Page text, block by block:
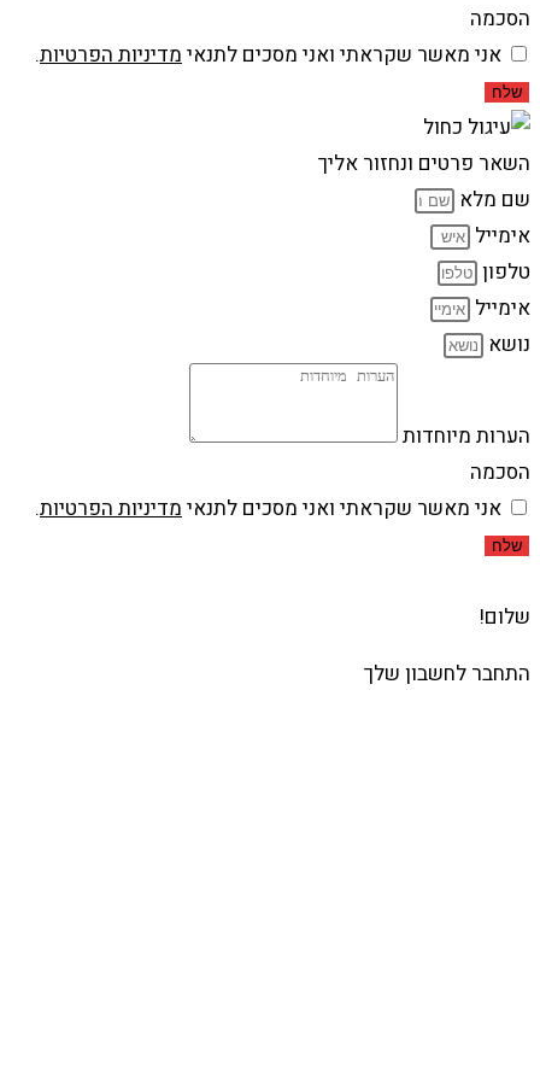
הסכמה
אני מאשר שקראתי ואני מסכים לתנאימדיניות הפרטיות.
שלח
השאר פרטים ונחזור אליך
שם מלא
אימייל
טלפון
אימייל
נושא
הערות מיוחדות
הסכמה
אני מאשר שקראתי ואני מסכים לתנאימדיניות הפרטיות.
שלח
שלום!
התחבר לחשבון שלך